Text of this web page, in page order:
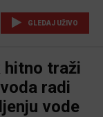
GLEDAJ UŽIVO
hitno traži
radi
vode